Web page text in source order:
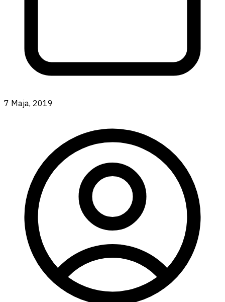
7 Maja, 2019